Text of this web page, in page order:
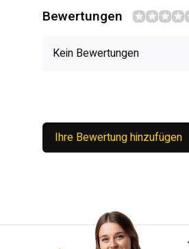
Bewertungen
Kein Bewertungen
Ihre Bewertung hinzufügen